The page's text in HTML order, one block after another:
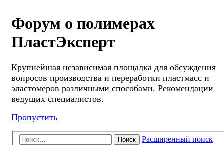
Форум о полимерах
ПластЭксперт
Крупнейшая независимая площадка для обсуждения
вопросов производства и переработки пластмасс и
эластомеров различными способами. Рекомендации
ведущих специалистов.
Пропустить
Поиск Расширенный поиск